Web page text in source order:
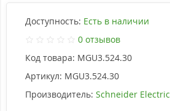
Доступность: Есть в наличии
0 отзывов
Код товара: MGU3.524.30
Артикул: MGU3.524.30
Производитель: Schneider Electric